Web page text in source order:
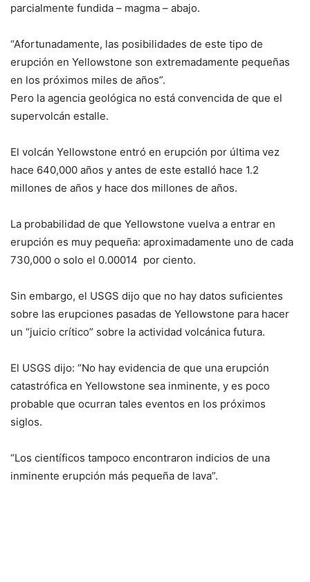
parcialmente fundida – magma – abajo.
“Afortunadamente, las posibilidades de este tipo de
erupción en Yellowstone son extremadamente pequeñas
en los próximos miles de años”.
Pero la agencia geológica no está convencida de que el
supervolcán estalle.
El volcán Yellowstone entró en erupción por última vez
hace 640,000 años y antes de este estalló hace 1.2
millones de años y hace dos millones de años.
La probabilidad de que Yellowstone vuelva a entrar en
erupción es muy pequeña: aproximadamente uno de cada
730,000 o solo el 0.00014 por ciento.
Sin embargo, el USGS dijo que no hay datos suficientes
sobre las erupciones pasadas de Yellowstone para hacer
un “juicio crítico” sobre la actividad volcánica futura.
El USGS dijo: “No hay evidencia de que una erupción
catastrófica en Yellowstone sea inminente, y es poco
probable que ocurran tales eventos en los próximos
siglos.
“Los científicos tampoco encontraron indicios de una
inminente erupción más pequeña de lava”.